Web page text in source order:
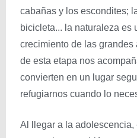
cabañas y los escondites;
bicicleta... la naturaleza es
crecimiento de las
de esta etapa nos
convierten en un lugar
refugiarnos cuando lo
Al llegar a la